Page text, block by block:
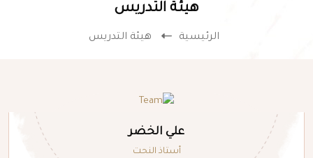
هيئة التدريس
الرئيسية هيئة التدريس
علي الخضر
أستاذ النحت